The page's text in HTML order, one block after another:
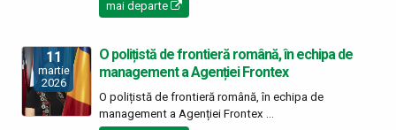
mai departe
11
martie
2026
O polițistă de frontieră română, în echipa de
management a Agenției Frontex
O polițistă de frontieră română, în echipa de
management a Agenției Frontex ...